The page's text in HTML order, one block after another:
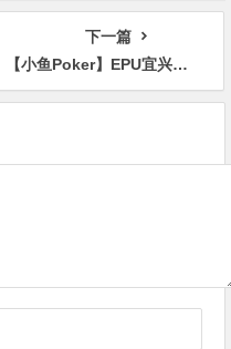
下一篇
【小鱼Poker】EPU宜兴站第四日 | 主赛首轮圆满收官！683人参赛168人突围，陈基恩、张恒之分揽C/D组CL